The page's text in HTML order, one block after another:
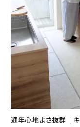
通年心地よさ抜群｜